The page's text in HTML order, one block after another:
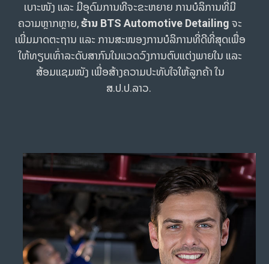
ເບາະໜັງ ແລະ ມີອຸດົມການທີຈະຂະຫຍາຍ ການບໍລິການທີ່ມີ
ຄວາມຫຼາກຫຼາຍ,ຮ້ານ BTS Automotive Detailing ຈະ
ເພີ່ມມາດຕະຖານ ແລະ ການສະໜອງການບໍລິການທີ່ດີທີ່ສຸດເພື່ອ
ໃຫ້ທຽບເທົ່າລະດັບສາກົນໃນແວດວົງການຕົບແຕ່ງພາຍໃນ ແລະ
ສ້ອມແຊມໜັງ ເພື່ອສ້າງຄວາມປະທັບໃຈໃຫ້ລູກຄ້າ ໃນ
ສ.ປ.ປ.ລາວ.